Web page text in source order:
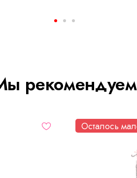
рекомендуем
Осталось